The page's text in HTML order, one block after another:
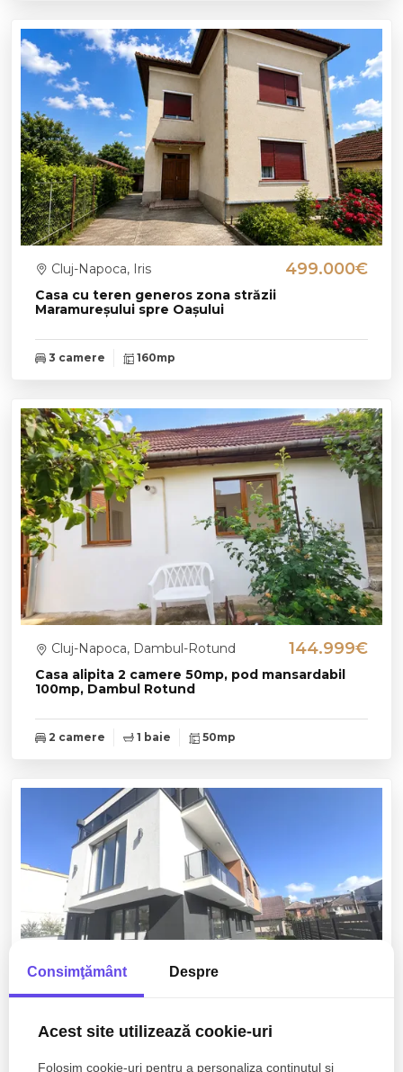
Casa cu teren generos zona străzii
Maramureșului spre Oașului
Cluj-Napoca, Iris 499.000€
3 camere 160mp
Casa alipita 2 camere 50mp, pod mansardabil
100mp, Dambul Rotund
Cluj-Napoca, Dambul-Rotund 144.999€
2 camere 1 baie 50mp
Cluj-Napoca, Gheorgheni
Consimţământ Despre
Acest site utilizează cookie-uri
Folosim cookie-uri pentru a personaliza conținutul și